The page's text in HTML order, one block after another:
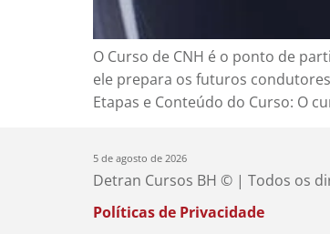
O Curso de CNH é o ponto de
ele prepara os futuros
Etapas e Conteúdo do Curso: O
5 de agosto de 2026
Detran Cursos BH © | Todos os
Políticas de Privacidade